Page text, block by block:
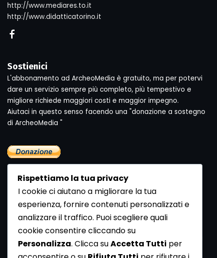
http://www.mediares.to.it
http://www.didatticatorino.it
Sostienici
L'abbonamento ad ArcheoMedia è gratuito, ma per potervi
dare un servizio sempre più completo, più tempestivo e
migliore richiede maggiori costi e maggior impegno.
Aiutaci in questo senso facendo una "donazione a sostegno
di ArcheoMedia "
Newsletter
Se vuoi ricevere la Rivista gratuita di archeologia realizzata
dalla Redazione di ArcheoMedia iscriviti alla nostra
Rispettiamo la tua privacy
I cookie ci aiutano a migliorare la tua
esperienza, fornire contenuti personalizzati e
analizzare il traffico. Puoi scegliere quali
cookie consentire cliccando su
Personalizza. Clicca suAccetta Tutti per